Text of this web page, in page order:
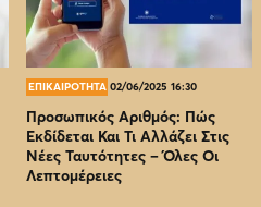
ΕΠΙΚΑΙΡΟΤΗΤΑ 02/06/2025 16:30
Προσωπικός Αριθμός: Πώς
Εκδίδεται Και Τι Αλλάζει Στις
Νέες Ταυτότητες – Όλες Οι
Λεπτομέρειες